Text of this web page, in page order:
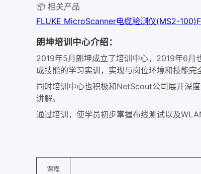
📦 相关产品
FLUKE MicroScanner电缆验测仪(MS2-100)
朗坤培训中心介绍：
2019年5月朗坤成立了培训中心，2019年6月
成技能的学习实训，实现与岗位环境和技能完
同时培训中心也积极和NetScout公司展开深
讲解。
通过培训，使学员初步掌握布线测试以及
课程